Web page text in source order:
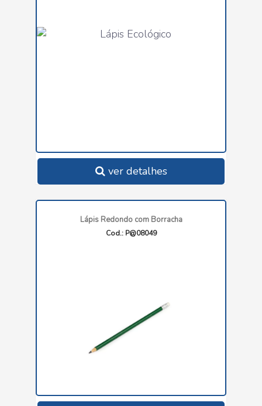
ver detalhes
Lápis Redondo com Borracha
Cod.: P@08049